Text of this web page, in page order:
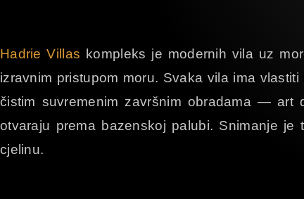
Hadrie Villas kompleks je modernih vila uz
izravnim pristupom moru. Svaka vila ima
čistim suvremenim završnim obradama — art
otvaraju prema bazenskoj palubi. Snimanje
cjelinu.